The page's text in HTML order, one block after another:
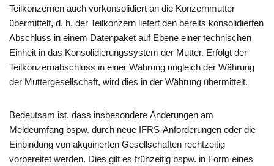
Teilkonzernen auch vorkonsolidiert an die Konzernmutter
übermittelt, d. h. der Teilkonzern liefert den bereits konsolidierten
Abschluss in einem Datenpaket auf Ebene einer technischen
Einheit in das Konsolidierungssystem der Mutter. Erfolgt der
Teilkonzernabschluss in einer Währung ungleich der Währung
der Muttergesellschaft, wird dies in der Währung übermittelt.
Bedeutsam ist, dass insbesondere Änderungen am
Meldeumfang bspw. durch neue IFRS-Anforderungen oder die
Einbindung von akquirierten Gesellschaften rechtzeitig
vorbereitet werden. Dies gilt es frühzeitig bspw. in Form eines